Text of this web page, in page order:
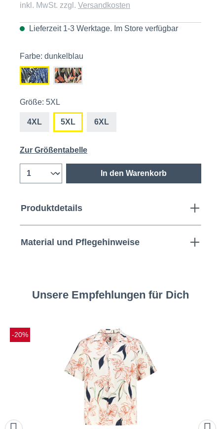
inkl. MwSt. zzgl. Versandkosten
Lieferzeit 1-3 Werktage. Im Store verfügbar
Farbe: dunkelblau
Größe: 5XL
4XL 5XL 6XL
Zur Größentabelle
In den Warenkorb
Produktdetails
Material und Pflegehinweise
Unsere Empfehlungen für Dich
-20%